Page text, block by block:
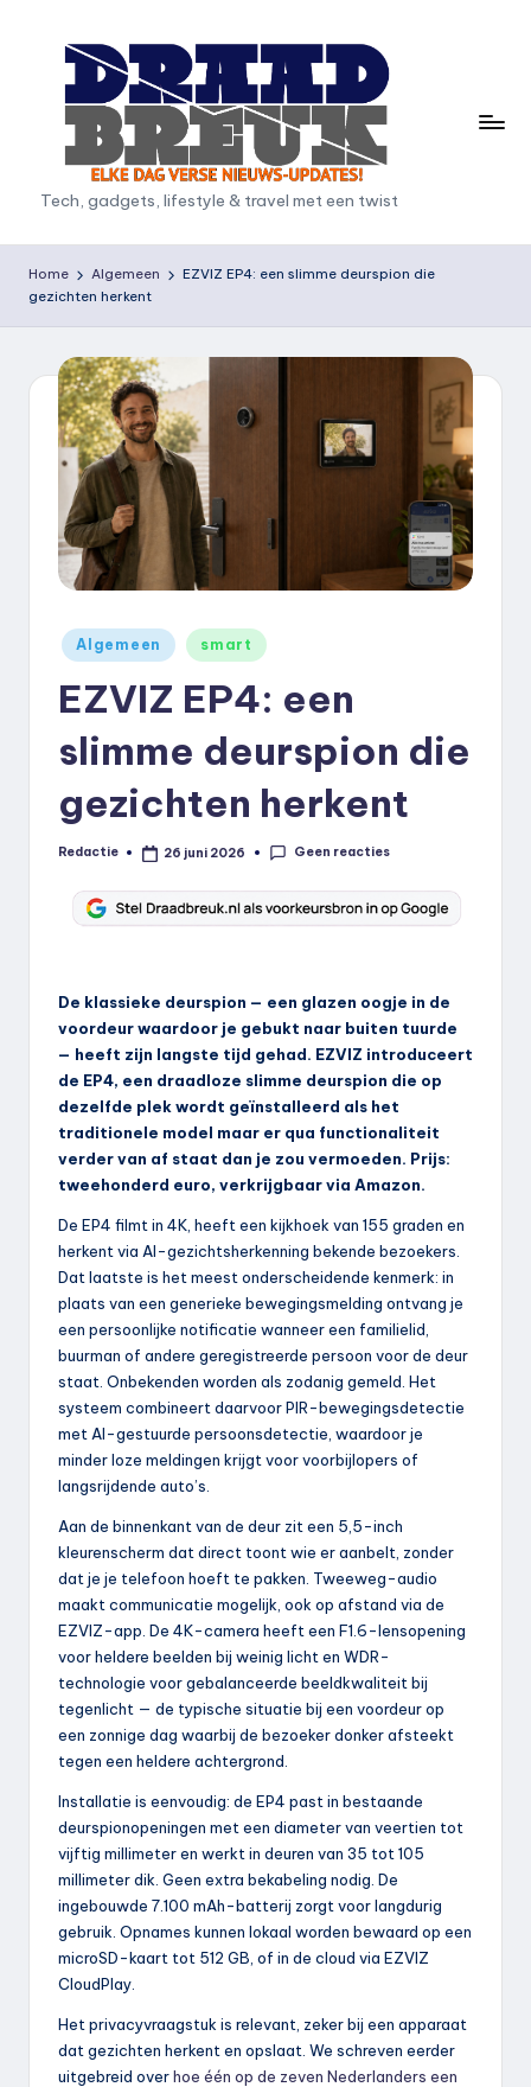
D
r
a
a
b
Tech, gadgets, lifestyle & travel met een twist
Home Algemeen
EZVIZ EP4: een slimme deurspion die
gezichten herkent
Geplaatst
in
Algemeen smart
EZVIZ EP4: een
slimme deurspion die
gezichten herkent
Geplaatst
Redactie 26 juni 2026 Geen reacties
De klassieke deurspion — een glazen oogje in de
voordeur waardoor je gebukt naar buiten tuurde
— heeft zijn langste tijd gehad. EZVIZ introduceert
de EP4, een draadloze slimme deurspion die op
dezelfde plek wordt geïnstalleerd als het
traditionele model maar er qua functionaliteit
verder van af staat dan je zou vermoeden. Prijs:
tweehonderd euro, verkrijgbaar via Amazon.
De EP4 filmt in 4K, heeft een kijkhoek van 155 graden en
herkent via AI-gezichtsherkenning bekende bezoekers.
Dat laatste is het meest onderscheidende kenmerk: in
plaats van een generieke bewegingsmelding ontvang je
een persoonlijke notificatie wanneer een familielid,
buurman of andere geregistreerde persoon voor de deur
staat. Onbekenden worden als zodanig gemeld. Het
systeem combineert daarvoor PIR-bewegingsdetectie
met AI-gestuurde persoonsdetectie, waardoor je
minder loze meldingen krijgt voor voorbijlopers of
langsrijdende auto’s.
Aan de binnenkant van de deur zit een 5,5-inch
kleurenscherm dat direct toont wie er aanbelt, zonder
dat je je telefoon hoeft te pakken. Tweeweg-audio
maakt communicatie mogelijk, ook op afstand via de
EZVIZ-app. De 4K-camera heeft een F1.6-lensopening
voor heldere beelden bij weinig licht en WDR-
technologie voor gebalanceerde beeldkwaliteit bij
tegenlicht — de typische situatie bij een voordeur op
een zonnige dag waarbij de bezoeker donker afsteekt
tegen een heldere achtergrond.
Installatie is eenvoudig: de EP4 past in bestaande
deurspionopeningen met een diameter van veertien tot
vijftig millimeter en werkt in deuren van 35 tot 105
millimeter dik. Geen extra bekabeling nodig. De
ingebouwde 7.100 mAh-batterij zorgt voor langdurig
gebruik. Opnames kunnen lokaal worden bewaard op een
microSD-kaart tot 512 GB, of in de cloud via EZVIZ
CloudPlay.
Het privacyvraagstuk is relevant, zeker bij een apparaat
dat gezichten herkent en opslaat. We schreven eerder
uitgebreid overhoe één op de zeven Nederlanders een